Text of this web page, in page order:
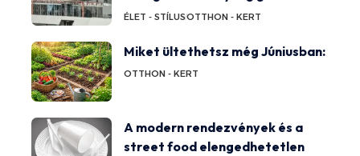
ÉLET - STÍLUSOTTHON - KERT
Miket ültethetsz még Júniusban:
OTTHON - KERT
A modern rendezvények és a
street food elengedhetetlen